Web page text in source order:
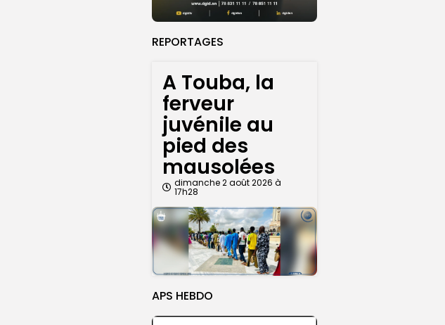
REPORTAGES
A Touba, la
ferveur
juvénile au
pied des
mausolées
dimanche 2 août 2026 à
17h28
APS HEBDO